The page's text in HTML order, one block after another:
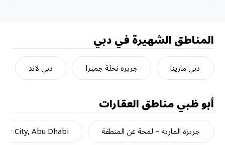
المناطق الشهيرة في دبي
دبي مارينا جزيرة نخلة جميرا دبي لاند
أبو ظبيمناطق العقارات
جزيرة المارية – لمحة عن المنطقة City, Abu Dhabi